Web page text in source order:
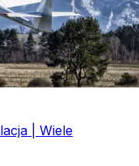
| Wiele